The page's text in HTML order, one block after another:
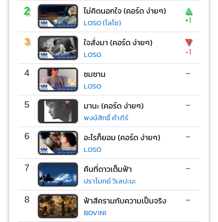
2 ไม่คิดนอกใจ (คอร์ด ง่ายๆ)
LOSO (โลโซ)
▲
+1
3 ใจสั่งมา (คอร์ด ง่ายๆ)
LOSO
▼
-1
4 ซมซาน
LOSO
-
5 มานะ (คอร์ด ง่ายๆ)
พงษ์สิทธิ์ คำภีร์
-
6 อะไรก็ยอม (คอร์ด ง่ายๆ)
LOSO
-
7 คืนที่ดาวเต็มฟ้า
ปราโมทย์ วิเลปะนะ
-
8 ฟ้าสีครามกับความเป็นจริง
BOVINI
-